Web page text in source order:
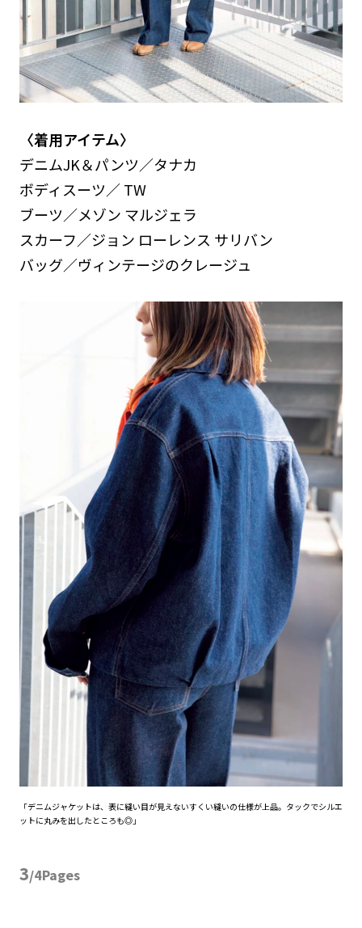
〈着用アイテム〉
デニムJK＆パンツ／タナカ
ボディスーツ／ TW
ブーツ／メゾン マルジェラ
スカーフ／ジョン ローレンス サリバン
バッグ／ヴィンテージのクレージュ
「デニムジャケットは、表に縫い目が見えないすくい縫いの仕様が上品。タックでシルエ
ットに丸みを出したところも◎」
3/4Pages